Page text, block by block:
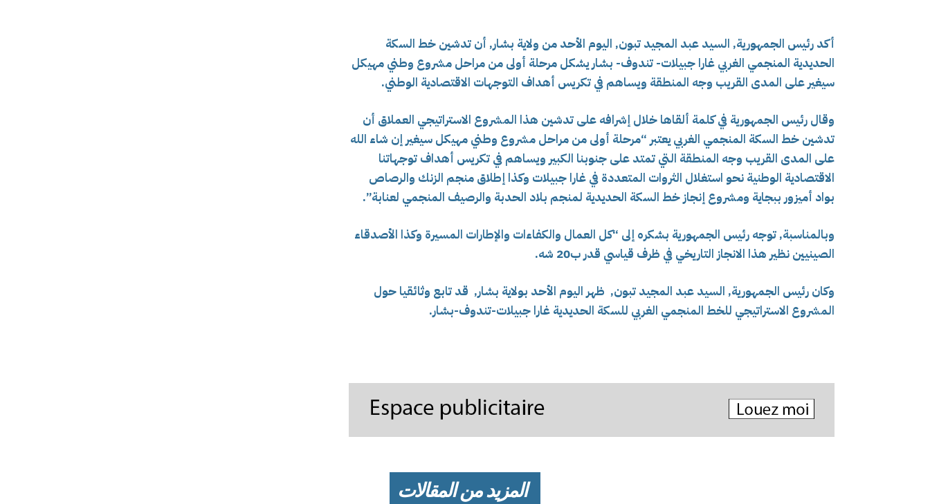
أكد رئيس الجمهورية, السيد عبد المجيد تبون, اليوم الأحد من ولاية بشار, أن تدشين خط السكة
الحديدية المنجمي الغربي غارا جبيلات- تندوف- بشار يشكل مرحلة أولى من مراحل مشروع وطني مهيكل
سيغير على المدى القريب وجه المنطقة ويساهم في تكريس أهداف التوجهات الاقتصادية الوطني.
وقال رئيس الجمهورية في كلمة ألقاها خلال إشرافه على تدشين هذا المشروع الاستراتيجي العملاق أن
تدشين خط السكة المنجمي الغربي يعتبر “مرحلة أولى من مراحل مشروع وطني مهيكل سيغير إن شاء الله
على المدى القريب وجه المنطقة التي تمتد على جنوبنا الكبير ويساهم في تكريس أهداف توجهاتنا
الاقتصادية الوطنية نحو استغلال الثروات المتعددة في غارا جبيلات وكذا إطلاق منجم الزنك والرصاص
بواد أميزور ببجاية ومشروع إنجاز خط السكة الحديدية لمنجم بلاد الحدبة والرصيف المنجمي لعنابة”.
وبالمناسبة, توجه رئيس الجمهورية بشكره إلى “كل العمال والكفاءات والإطارات المسيرة وكذا الأصدقاء
الصينيين نظير هذا الانجاز التاريخي في ظرف قياسي قدر ب20 شه.
وكان رئيس الجمهورية, السيد عبد المجيد تبون, ظهر اليوم الأحد بولاية بشار, قد تابع وثائقيا حول
المشروع الاستراتيجي للخط المنجمي الغربي للسكة الحديدية غارا جبيلات-تندوف-بشار.
المزيد من المقالات